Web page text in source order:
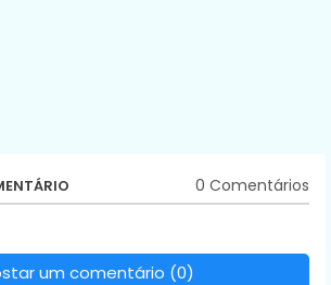
0 Comentários
um comentário (0)